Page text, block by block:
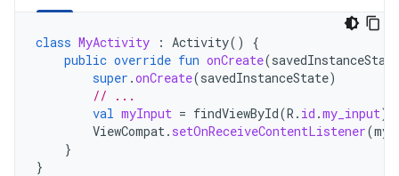
class MyActivity : Activity()
{
public override fun onCreate(savedInstanceState
super .onCreate(savedInstanceState)
// ...
val myInput = findViewById(R . id .my_input)
ViewCompat. setOnReceiveContentListener(
}
}